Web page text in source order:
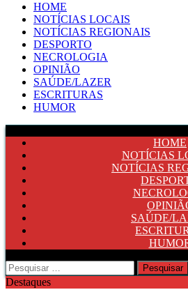
HOME
NOTÍCIAS LOCAIS
NOTÍCIAS REGIONAIS
DESPORTO
NECROLOGIA
OPINIÃO
SAÚDE/LAZER
ESCRITURAS
HUMOR
HOME
NOTÍCIAS
NOTÍCIAS
SAÚDE/
Pesquisar
por:
Destaques